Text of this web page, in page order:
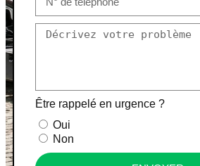
Être rappelé en urgence ?
Oui
Non